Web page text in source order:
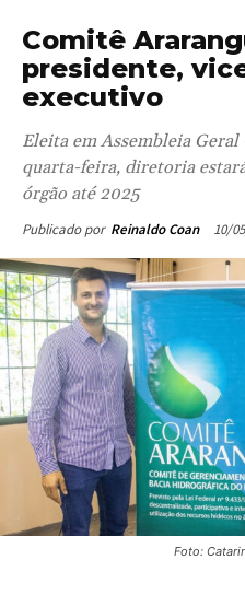
Comitê
presidente,
executivo
Eleita em Assembleia
quarta-feira, diretoria
órgão até 2025
Publicado por Reinaldo Coan 10/
Foto: